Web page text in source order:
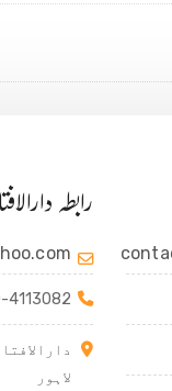
رابطہ
لاہور